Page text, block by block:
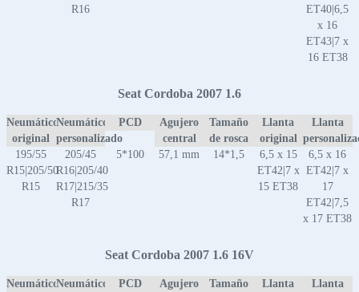
R16
ET40|6,5
x 16
ET43|7 x
16 ET38
Seat Cordoba 2007 1.6
Neumático
original
Neumático
personalizado
PCD
Agujero
central
Tamaño
de rosca
Llanta
original
Llanta
195/55
R15|205/50
R15
205/45
R16|205/40
R17|215/35
R17
5*100 57,1 mm 14*1,5
6,5 x 15
ET42|7 x
15 ET38
6,5 x 16
ET42|7 x
17
ET42|7,5
x 17 ET38
Seat Cordoba 2007 1.6 16V
NeumáticoNeumático
PCD
Agujero
Tamaño
Llanta
Llanta